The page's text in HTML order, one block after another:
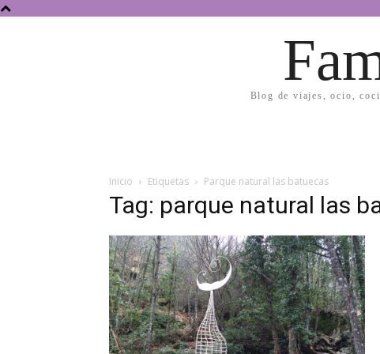
Blog de viajes, ocio,
Inicio Etiquetas Parque natural las batuecas
Tag: parque natural las